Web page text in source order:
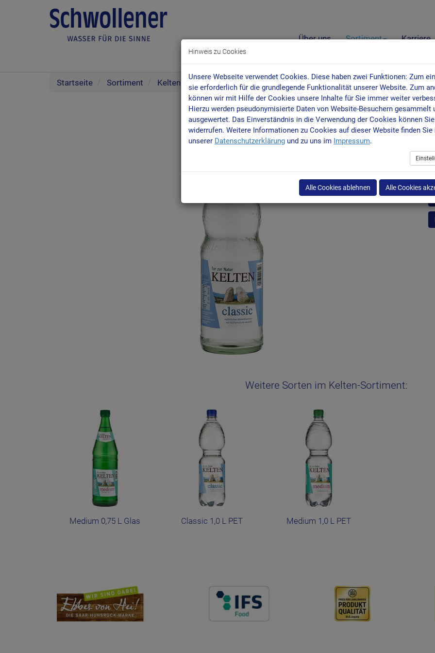
Über uns Sortiment Karriere
Startseite Sortiment Kelten Quelle Classic 0,7L
Weitere Sorten im Kelten-Sortiment:
Medium 0,75 L Glas Classic 1,0 L PET Medium 1,0 L PET
Hinweis zu Cookies
Unsere Webseite verwendet Cookies. Diese haben zwei Funktionen: Zum
sie erforderlich für die grundlegende Funktionalität unserer Website. Zum
können wir mit Hilfe der Cookies unsere Inhalte für Sie immer weiter
Hierzu werden pseudonymisierte Daten von Website-Besuchern gesammelt
ausgewertet. Das Einverständnis in die Verwendung der Cookies können
widerrufen. Weitere Informationen zu Cookies auf dieser Website finden Sie
unserer Datenschutzerklärung und zu uns im Impressum.
Alle Cookies ablehnen Alle Cookies